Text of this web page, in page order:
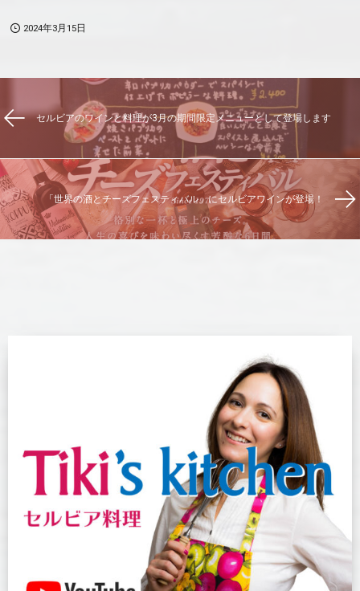
2024年3月15日
セルビアのワインと料理が3月の期間限定メニューとして登場します
「世界の酒とチーズフェスティバル」にセルビアワインが登場！